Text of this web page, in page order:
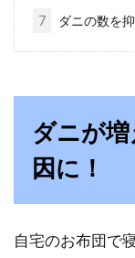
7 ダニの数を
ダニが
因に！
自宅のお布団で